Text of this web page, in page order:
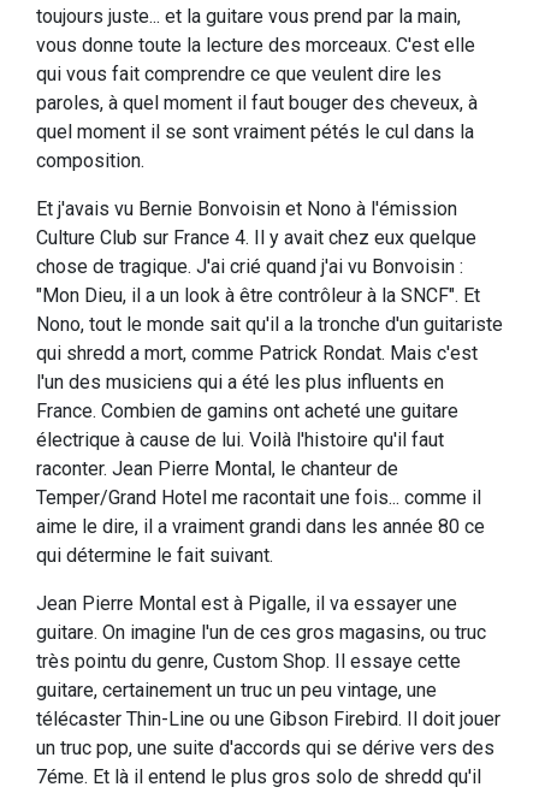
toujours juste... et la guitare vous prend par la main,
vous donne toute la lecture des morceaux. C'est elle
qui vous fait comprendre ce que veulent dire les
paroles, à quel moment il faut bouger des cheveux, à
quel moment il se sont vraiment pétés le cul dans la
composition.
Et j'avais vu Bernie Bonvoisin et Nono à l'émission
Culture Club sur France 4. Il y avait chez eux quelque
chose de tragique. J'ai crié quand j'ai vu Bonvoisin :
"Mon Dieu, il a un look à être contrôleur à la SNCF". Et
Nono, tout le monde sait qu'il a la tronche d'un guitariste
qui shredd a mort, comme Patrick Rondat. Mais c'est
l'un des musiciens qui a été les plus influents en
France. Combien de gamins ont acheté une guitare
électrique à cause de lui. Voilà l'histoire qu'il faut
raconter. Jean Pierre Montal, le chanteur de
Temper/Grand Hotel me racontait une fois... comme il
aime le dire, il a vraiment grandi dans les année 80 ce
qui détermine le fait suivant.
Jean Pierre Montal est à Pigalle, il va essayer une
guitare. On imagine l'un de ces gros magasins, ou truc
très pointu du genre, Custom Shop. Il essaye cette
guitare, certainement un truc un peu vintage, une
télécaster Thin-Line ou une Gibson Firebird. Il doit jouer
un truc pop, une suite d'accords qui se dérive vers des
7éme. Et là il entend le plus gros solo de shredd qu'il